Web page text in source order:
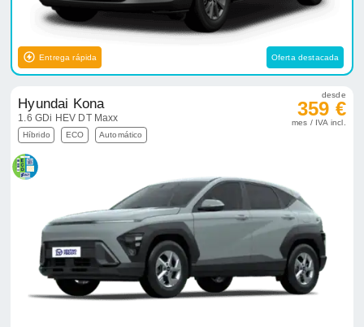
Entrega rápida Oferta destacada
Hyundai Kona
1.6 GDi HEV DT Maxx
Híbrido ECO Automático
desde
359 €
mes / IVA incl.